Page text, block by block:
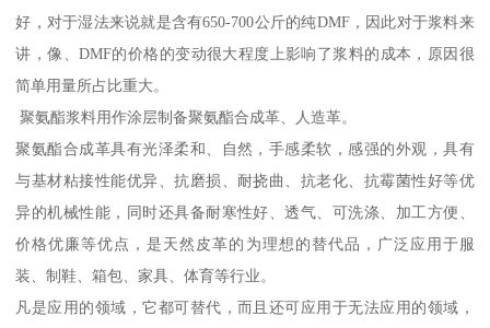
好，对于湿法来说就是含有650-700公斤的纯DMF，因此对于浆料来
讲，像、DMF的价格的变动很大程度上影响了浆料的成本，原因很
简单用量所占比重大。
聚氨酯浆料用作涂层制备聚氨酯合成革、人造革。
聚氨酯合成革具有光泽柔和、自然，手感柔软，感强的外观，具有
与基材粘接性能优异、抗磨损、耐挠曲、抗老化、抗霉菌性好等优
异的机械性能，同时还具备耐寒性好、透气、可洗涤、加工方便、
价格优廉等优点，是天然皮革的为理想的替代品，广泛应用于服
装、制鞋、箱包、家具、体育等行业。
凡是应用的领域，它都可替代，而且还可应用于无法应用的领域，